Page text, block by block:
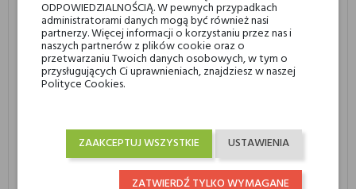
Blue Seduction for Men– aromatyczno-wodna kompozycja z
nutami melona, mięty i zielonego jabłka. Lekka, świeża i bardzo
popularna.
– zmysłowy zapach z jabłkiem, przyprawami i nutami
ODPOWIEDZIALNOŚCIĄ. W pewnych przypadkach
administratorami danych mogą być również nasi
partnerzy. Więcej informacji o korzystaniu przez nas i
naszych partnerów z plików cookie oraz o
przetwarzaniu Twoich danych osobowych, w tym o
przysługujących Ci uprawnieniach, znajdziesz w naszej
Polityce Cookies.
USTAWIENIA
ZAAKCEPTUJ WSZYSTKIE
ZATWIERDŹ TYLKO WYMAGANE